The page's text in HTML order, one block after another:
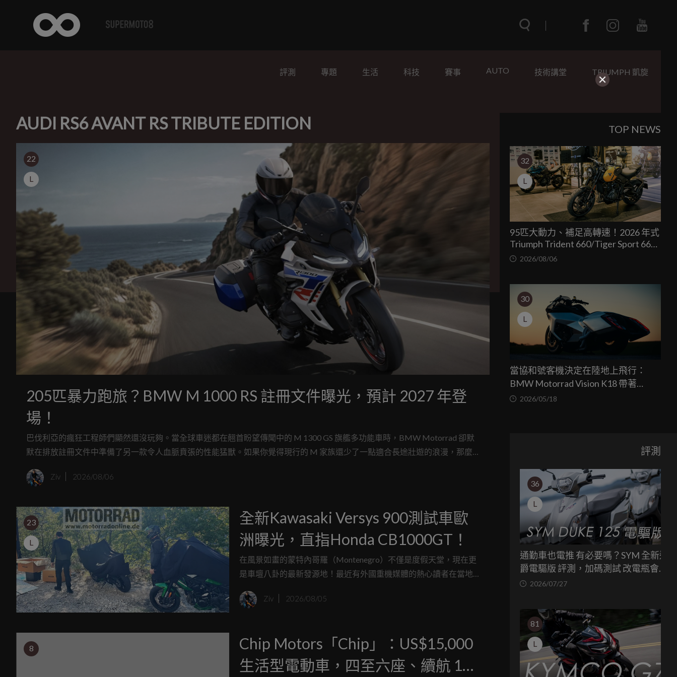
評測 專題 生活 科技 賽事 AUTO 技術講堂 TRIUMPH 凱旋
AUDI RS6 AVANT RS TRIBUTE EDITION
22
L
205匹暴力跑旅？BMW M 1000 RS 註冊文件曝光，預計 2027 年登
場！
巴伐利亞的瘋狂工程師們顯然還沒玩夠。當全球車迷都在翹首盼望傳聞中的 M 1300 GS 旗艦多功能車時，BMW Motorrad 卻默
默在排放註冊文件中準備了另一款令人血脈賁張的性能猛獸。如果你覺得現行的 M 家族還少了一點適合長途壯遊的浪漫，那麼
Ziv 2026/08/06
23
L
全新Kawasaki Versys 900測試車歐
洲曝光，直指Honda CB1000GT！
在風景如畫的蒙特內哥羅（Montenegro）不僅是度假天堂，現在更
是車壇八卦的最新發源地！最近有外國重機媒體的熱心讀者在當地
面中出現了兩輛只有部分偽裝的神秘跨界車款，經過仔細比對與推
Ziv 2026/08/05
8
Chip Motors「Chip」：US$15,000
生活型電動車，四至六座、續航 160
TOP NEWS
32
L
95匹大動力、補足高轉速！2026 年式
Triumph Trident 660/Tiger Sport 660
兩車均一價 39.9 萬台灣發表
2026/08/06
30
L
當協和號客機決定在陸地上飛行：
BMW Motorrad Vision K18 帶著
1800c.c. 直六心臟優雅落地
2026/05/18
評測
36
L
通勤車也電推 有必要嗎？SYM 全新迪
爵電驅版 評測，加碼測試 改電瓶會更
省油嗎？
2026/07/27
81
L